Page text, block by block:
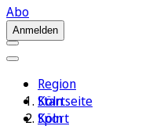
Abo
Anmelden
Region
Köln
Sport
Startseite
Köln